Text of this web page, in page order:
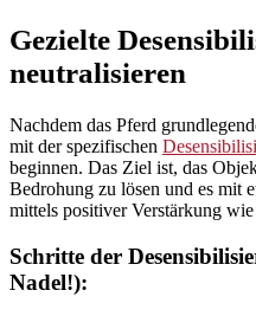
Gezielte
neutralisieren
Nachdem das Pferd
mit der spezifischen
beginnen. Das Ziel ist, das
Bedrohung zu lösen und es mit
mittels positiver Verstärkung
Schritte der
Nadel!):